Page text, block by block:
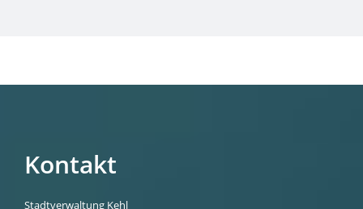
Kontakt
Stadtverwaltung Kehl